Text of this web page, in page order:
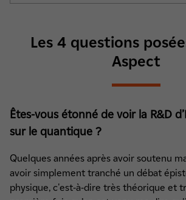
Les 4 questions
Aspect
Êtes-vous étonné de voir la R&D
sur le quantique ?
Quelques années après avoir soutenu
avoir simplement tranché un débat
physique, c'est-à-dire très théorique et